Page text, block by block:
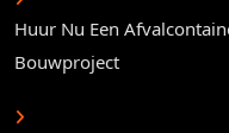
Huur Nu Een
Bouwproject